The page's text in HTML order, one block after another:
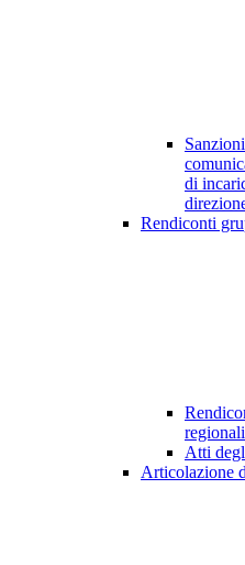
di
Rendiconti
Atti
Articolazione